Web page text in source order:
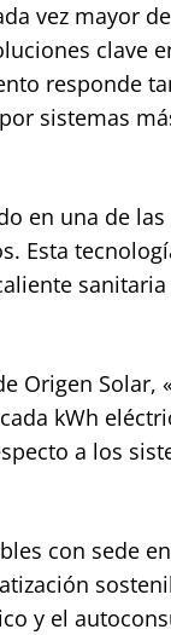
vez mayor
clave
responde
sistemas
en una de
Esta
Origen
kWh
a los
con sede
y el